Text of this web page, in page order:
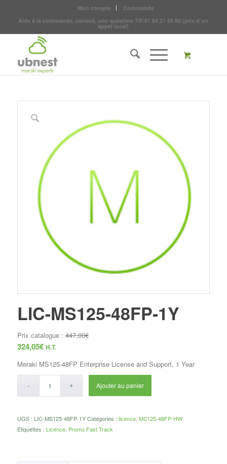
Mon compte
Commande
Aide à la commande, conseil, une question ?✆ 01 84 21 85 89 (prix d'un
appel local)
LIC-MS125-48FP-1Y
Prix catalogue :447,00€
324,05€ H.T.
Meraki MS125-48FP Enterprise License and Support, 1 Year
Ajouter au panier
UGS : LIC-MS125-48FP-1Y Catégories : licence, MS125-48FP-HW
Étiquettes : Licence, Promo Fast Track